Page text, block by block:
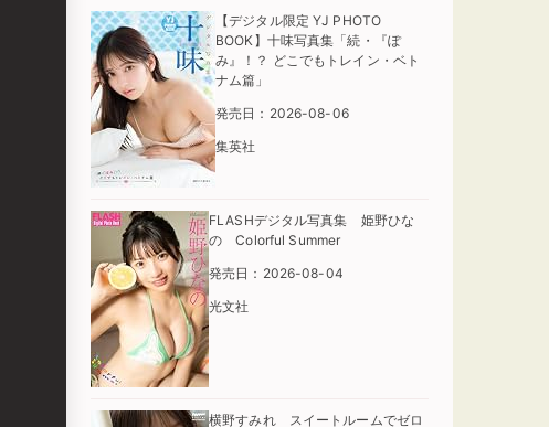
【デジタル限定 YJ PHOTO
BOOK】十味写真集「続・『ぽ
み』！？ どこでもトレイン・ベト
ナム篇」
発売日：2026-08-06
集英社
FLASHデジタル写真集 姫野ひな
の Colorful Summer
発売日：2026-08-04
光文社
横野すみれ スイートルームでゼロ